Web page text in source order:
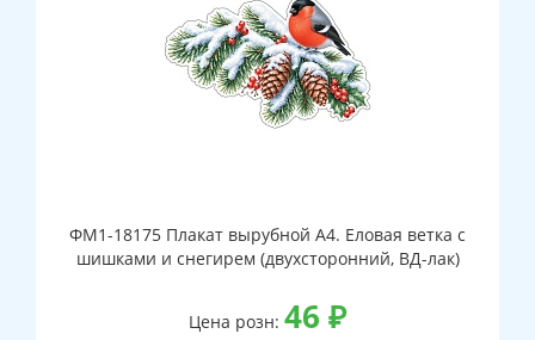
ФМ1-18175 Плакат вырубной А4. Еловая ветка с
шишками и снегирем (двухсторонний, ВД-лак)
Цена розн: 46 ₽